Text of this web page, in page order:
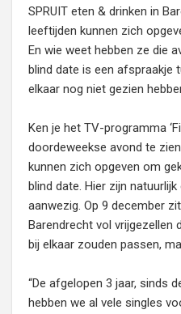
SPRUIT eten & drinken in
leeftijden kunnen zich
En wie weet hebben ze die
blind date is een afspraakje
elkaar nog niet gezien
Ken je het TV-programma
doordeweekse avond te
kunnen zich opgeven om
blind date. Hier zijn
aanwezig. Op 9 december
Barendrecht vol vrijgezellen
bij elkaar zouden passen,
“De afgelopen 3 jaar, sinds
hebben we al vele singles